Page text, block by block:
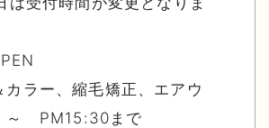
カラー、縮毛矯正、エアウ
～ PM15:30まで